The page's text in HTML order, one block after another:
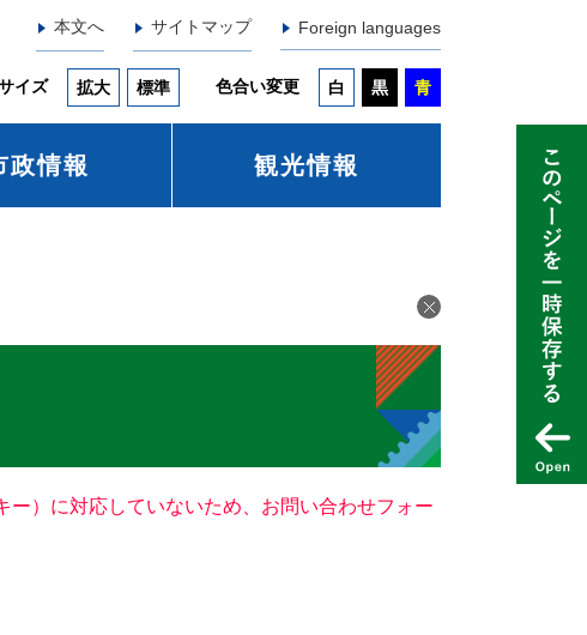
本文へ サイトマップ Foreign languages
イズ 拡大 標準 色合い変更 白 黒 青
政情報 観光情報
）に対応していないため、お問い合わせフォー